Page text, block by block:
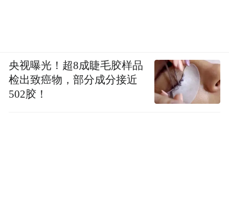
央视曝光！超8成睫毛胶样品
检出致癌物，部分成分接近
502胶！